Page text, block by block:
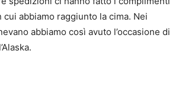
cui abbiamo raggiunto la cima. Nei
abbiamo così avuto l’occasione di